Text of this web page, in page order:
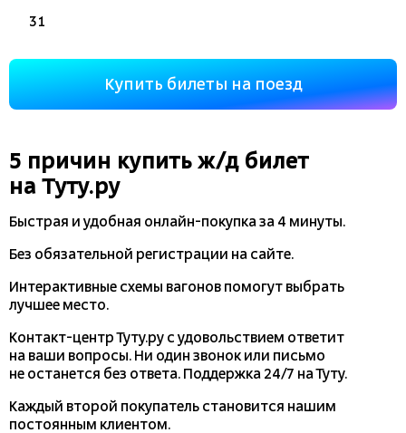
31
Купить билеты на поезд
5 причин купить ж/д билет
на Туту.ру
Быстрая и удобная онлайн-покупказа 4 минуты.
Без обязательной регистрации на сайте.
Интерактивные схемы вагонов помогут выбрать
лучшее место.
Контакт-центр Туту.ру с удовольствием ответит
на ваши вопросы. Ни один звонок или письмо
не останется без ответа. Поддержка 24/7 на Туту.
Каждый второй покупатель становится нашим
постоянным клиентом.